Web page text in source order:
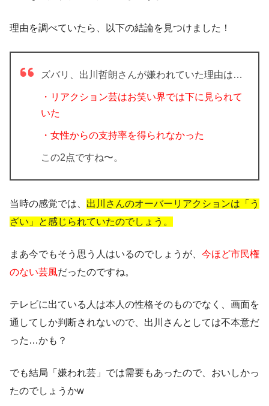
理由を調べていたら、以下の結論を見つけました！
ズバリ、出川哲朗さんが嫌われていた理由は…
・リアクション芸はお笑い界では下に見られて
いた
・女性からの支持率を得られなかった
この2点ですね〜。
当時の感覚では、 出川さんのオーバーリアクションは「う
ざい」と感じられていたのでしょう。
まあ今でもそう思う人はいるのでしょうが、 今ほど市民権
のない芸風だったのですね。
テレビに出ている人は本人の性格そのものでなく、画面を
通してしか判断されないので、出川さんとしては不本意だ
った…かも？
でも結局「嫌われ芸」では需要もあったので、おいしかっ
たのでしょうかw